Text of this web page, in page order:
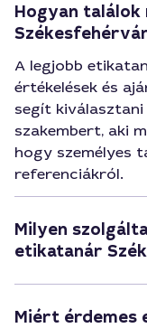
Hogyan
A legjobb
értékelések és
segít
szakembert, aki
hogy személyes
referenciákról.
Milyen
etikatanár
Miért érdemes